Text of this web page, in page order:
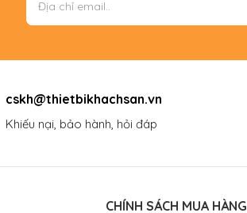
cskh@thietbikhachsan.vn
Khiếu nại, bảo hành, hỏi đáp
CHÍNH SÁCH MUA HÀNG